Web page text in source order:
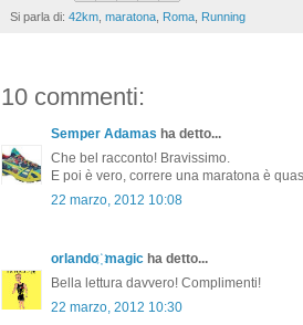
Si parla di: 42km maratona Roma Running
10 commenti:
Semper Adamas ha detto...
Che bel racconto! Bravissimo.
E poi è vero, correre una maratona è
22 marzo, 2012 10:08
orlando ҉ magic ha detto...
Bella lettura davvero! Complimenti!
22 marzo, 2012 10:30